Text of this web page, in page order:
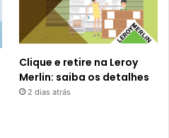
Clique e retire na Leroy
Merlin: saiba os detalhes
2 dias atrás